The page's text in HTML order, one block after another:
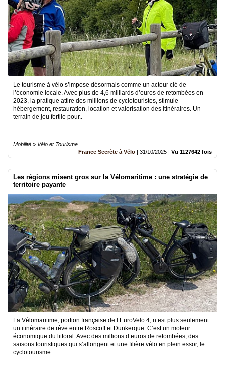
Le tourisme à vélo s’impose désormais comme un acteur clé de
l’économie locale. Avec plus de 4,6 milliards d’euros de retombées en
2023, la pratique attire des millions de cyclotouristes, stimule
hébergement, restauration, location et valorisation des itinéraires. Un
terrain de jeu fertile pour..
Mobilité » Vélo et Tourisme
France Secrète à Vélo | 31/10/2025 | Vu 1127642 fois
Les régions misent gros sur la Vélomaritime : une stratégie de
territoire payante
La Vélomaritime, portion française de l’EuroVelo 4, n’est plus seulement
un itinéraire de rêve entre Roscoff et Dunkerque. C’est un moteur
économique du littoral. Avec des millions d’euros de retombées, des
saisons touristiques qui s’allongent et une filière vélo en plein essor, le
cyclotourisme..